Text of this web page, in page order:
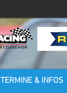
TERMINE & INFOS